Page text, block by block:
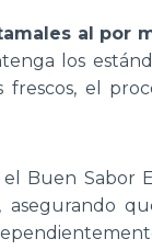
al por
los
frescos, el
el Buen Sabor
asegurando